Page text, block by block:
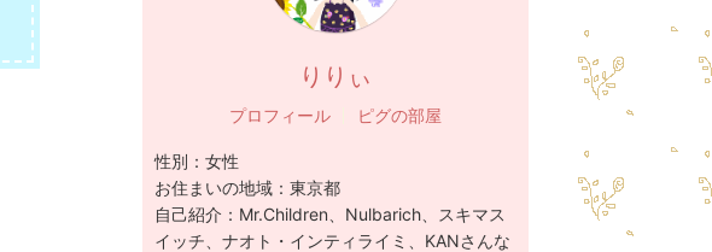
りりぃ
プロフィール ピグの部屋
性別： 女性
お住まいの地域： 東京都
自己紹介： Mr.Children、Nulbarich、スキマス
イッチ、ナオト・インティライミ、KANさんな